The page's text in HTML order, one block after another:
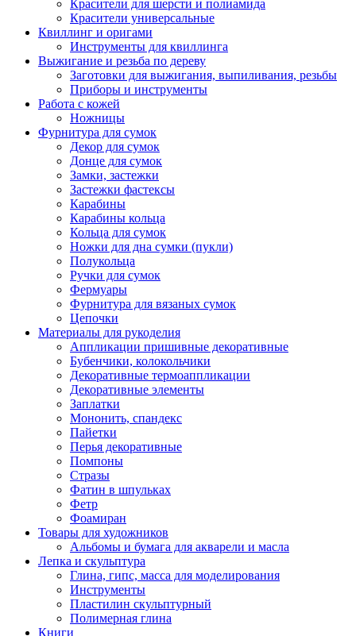
Красители для шерсти и полиамида
Красители универсальные
Квиллинг и оригами
Инструменты для квиллинга
Выжигание и резьба по дереву
Заготовки для выжигания, выпиливания, резьбы
Приборы и инструменты
Работа с кожей
Ножницы
Фурнитура для сумок
Декор для сумок
Донце для сумок
Замки, застежки
Застежки фастексы
Карабины
Карабины кольца
Кольца для сумок
Ножки для дна сумки (пукли)
Полукольца
Ручки для сумок
Фермуары
Фурнитура для вязаных сумок
Цепочки
Материалы для рукоделия
Аппликации пришивные декоративные
Бубенчики, колокольчики
Декоративные термоаппликации
Декоративные элементы
Заплатки
Мононить, спандекс
Пайетки
Перья декоративные
Помпоны
Стразы
Фатин в шпульках
Фетр
Фоамиран
Товары для художников
Альбомы и бумага для акварели и масла
Лепка и скульптура
Глина, гипс, масса для моделирования
Инструменты
Пластилин скульптурный
Полимерная глина
Книги